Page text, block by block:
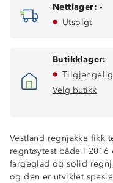
Nettlager: -
Utsolgt
Butikklager:
Velg butikk
Vestland regnjakke fikk
regntøytest både i 2016
fargeglad og solid
og den er utviklet